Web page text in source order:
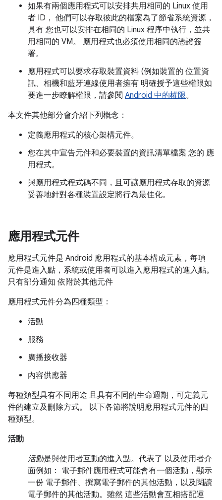
如果有兩個應用程式可以安排共用相同的 Linux 使用
者 ID， 他們可以存取彼此的檔案為了節省系統資源，
具有 您也可以安排在相同的 Linux 程序中執行，並共
用相同的 VM。 應用程式也必須使用相同的憑證簽
署。
應用程式可以要求存取裝置資料 (例如裝置的 位置資
訊、相機和藍牙連線使用者擁有 明確授予這些權限如
要進一步瞭解權限，請參閱 Android 中的權限。
本文件其他部分會介紹下列概念：
定義應用程式的核心架構元件。
您在其中宣告元件和必要裝置的資訊清單檔案 您的 應
用程式。
與應用程式程式碼不同，且可讓應用程式存取的資源
妥善地針對各種裝置設定將行為最佳化。
應用程式元件
應用程式元件是 Android 應用程式的基本構成元素，每項
元件是進入點，系統或使用者可以進入應用程式的進入點。
只有部分通知 依附於其他元件
應用程式元件分為四種類型：
活動
服務
廣播接收器
內容供應器
每種類型具有不同用途 且具有不同的生命週期，可定義元
件的建立及刪除方式。 以下各節將說明應用程式元件的四
種類型。
活動
活動是與使用者互動的進入點。代表了 以及使用者介
面例如： 電子郵件應用程式可能會有一個活動，顯示
一份 電子郵件、撰寫電子郵件的其他活動，以及閱讀
電子郵件的其他活動。雖然 這些活動會互相搭配運